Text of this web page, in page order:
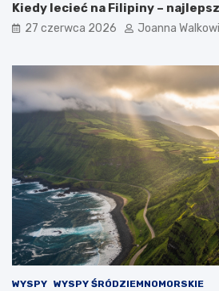
Kiedy lecieć na Filipiny –
27 czerwca 2026 Joanna
WYSPY WYSPY ŚRÓDZIEMNOMORSKIE